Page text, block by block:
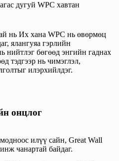
дугуй WPC хавтан
нь Их хана WPC нь өвөрмөц
ялангуяа гэрлийн
нийтлэг бөгөөд энгийн гаднах
тэдгээр нь чимэглэл,
илэрхийлдэг.
онцлог
илүү сайн, Great Wall
чанартай байдаг.